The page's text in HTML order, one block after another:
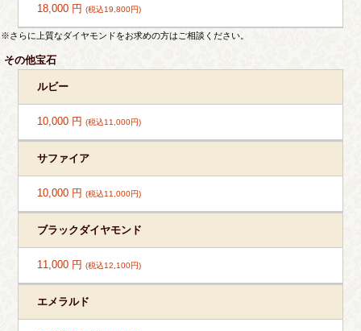
18,000 円(税込19,800円)
※さらに上質なダイヤモンドをお求めの方はご相談ください。
その他宝石
ルビー
10,000 円(税込11,000円)
サファイア
10,000 円(税込11,000円)
ブラックダイヤモンド
11,000 円(税込12,100円)
エメラルド